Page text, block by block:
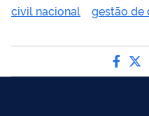
civil nacional
gestão de